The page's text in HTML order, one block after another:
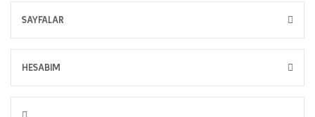
SAYFALAR
HESABIM